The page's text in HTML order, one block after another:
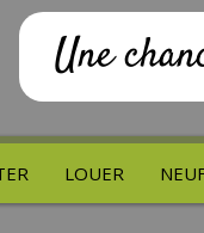
LOUER
Une